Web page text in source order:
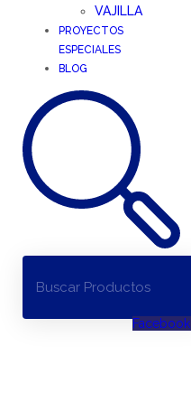
VAJILLA
PROYECTOS
ESPECIALES
BLOG
Facebook